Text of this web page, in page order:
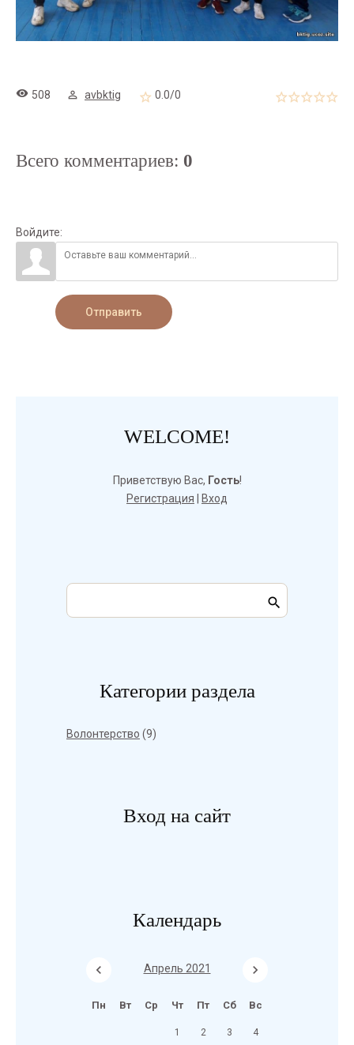
508 avbktig 0.0/0
Всего комментариев: 0
Войдите:
Отправить
WELCOME!
Приветствую Вас, Гость!
Регистрация
Вход
Категории раздела
Волонтерство (9)
Вход на сайт
Календарь
Апрель 2021
Пн Вт Ср Чт Пт Сб Вс
1 2 3 4